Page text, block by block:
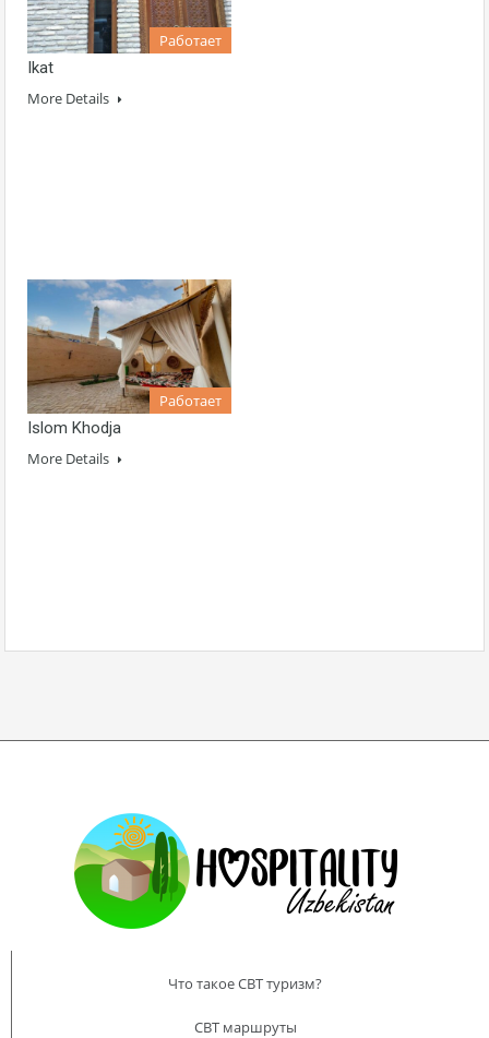
Работает
Ikat
More Details
Работает
Islom Khodja
More Details
Что такое CBT туризм?
CBT маршруты